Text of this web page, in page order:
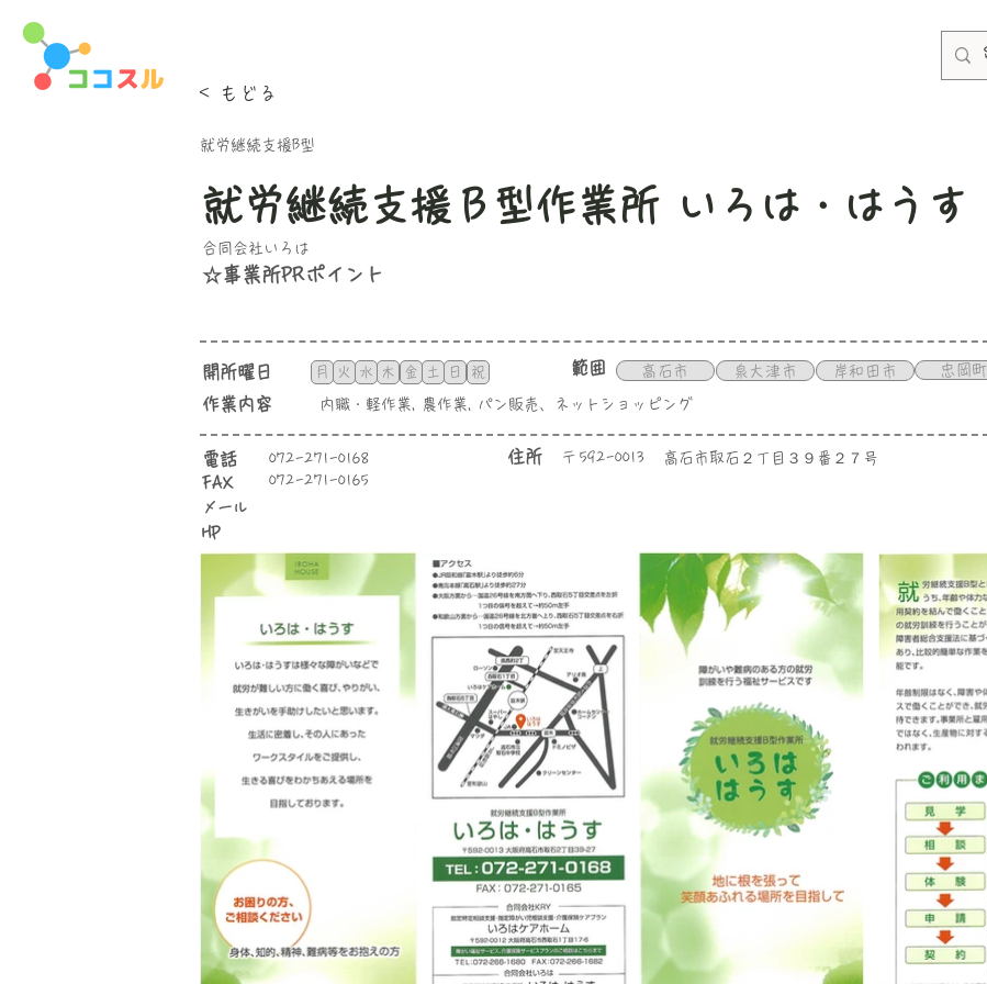
< もどる
就労継続支援B型
就労継続支援Ｂ型作業所 いろは・はうす
合同会社いろは
☆事業所PRポイント
​開所曜日
​作業内容
月 火 水 木 金 土 日 祝 範囲 高石市 泉大津市 岸和田市 忠岡町
内職・軽作業, 農作業, パン販売、ネットショッピング
​電話
FAX
​メール
072-271-0168 住所 592-0013
〒
072-271-0165
高石市取石２丁目３９番２７号
HP